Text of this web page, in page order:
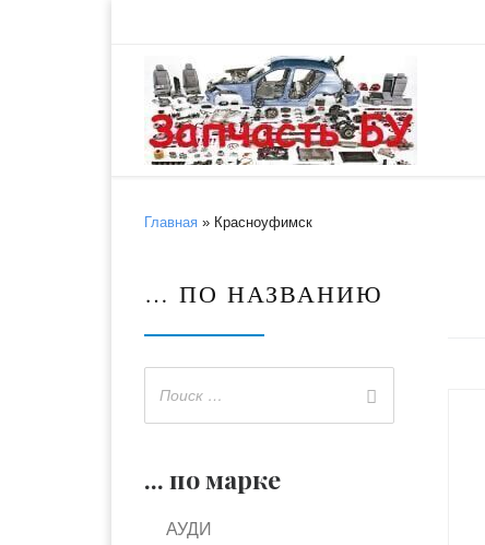
Главная » Красноуфимск
… ПО НАЗВАНИЮ
... по марке
АУДИ